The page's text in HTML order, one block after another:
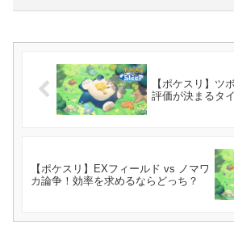
【ポケスリ】ツ
評価が決まるタ
【ポケスリ】EXフィールド vs ノマワ
カ論争！効率を求めるならどっち？